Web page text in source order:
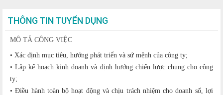
THÔNG TIN TUYỂN DỤNG
MÔ TẢ CÔNG VIỆC
• Xác định mục tiêu, hướng phát triển và sứ mệnh của công ty;
• Lập kế hoạch kinh doanh và định hướng chiến lược chung cho công
ty;
• Điều hành toàn bộ hoạt động và chịu trách nhiệm cho doanh số, lợi